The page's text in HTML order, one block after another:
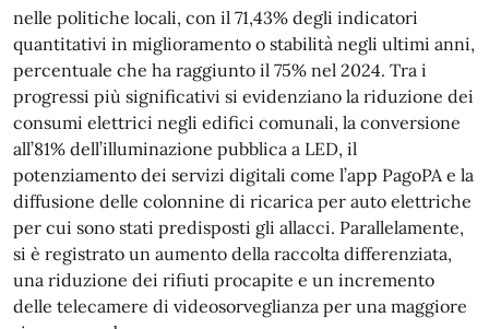
nelle politiche locali, con il 71,43% degli indicatori
quantitativi in miglioramento o stabilità negli ultimi anni,
percentuale che ha raggiunto il 75% nel 2024. Tra i
progressi più significativi si evidenziano la riduzione dei
consumi elettrici negli edifici comunali, la conversione
all’81% dell’illuminazione pubblica a LED, il
potenziamento dei servizi digitali come l’app PagoPA e la
diffusione delle colonnine di ricarica per auto elettriche
per cui sono stati predisposti gli allacci. Parallelamente,
si è registrato un aumento della raccolta differenziata,
una riduzione dei rifiuti procapite e un incremento
delle telecamere di videosorveglianza per una maggiore